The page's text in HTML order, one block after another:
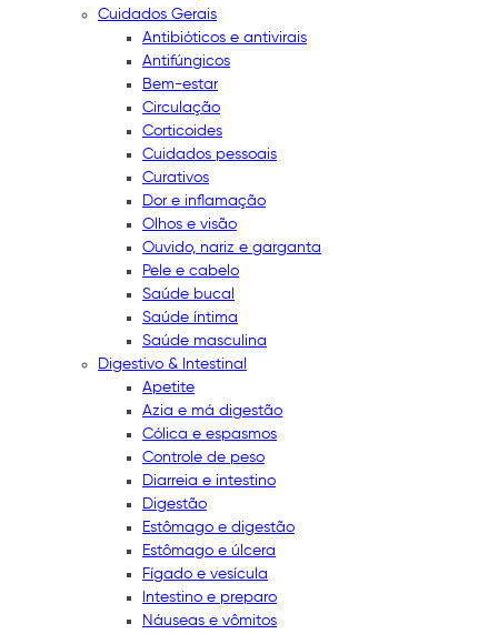
Cuidados Gerais
Antibióticos e antivirais
Antifúngicos
Bem-estar
Circulação
Corticoides
Cuidados pessoais
Curativos
Dor e inflamação
Olhos e visão
Ouvido, nariz e garganta
Pele e cabelo
Saúde bucal
Saúde íntima
Saúde masculina
Digestivo & Intestinal
Apetite
Azia e má digestão
Cólica e espasmos
Controle de peso
Diarreia e intestino
Digestão
Estômago e digestão
Estômago e úlcera
Fígado e vesícula
Intestino e preparo
Náuseas e vômitos